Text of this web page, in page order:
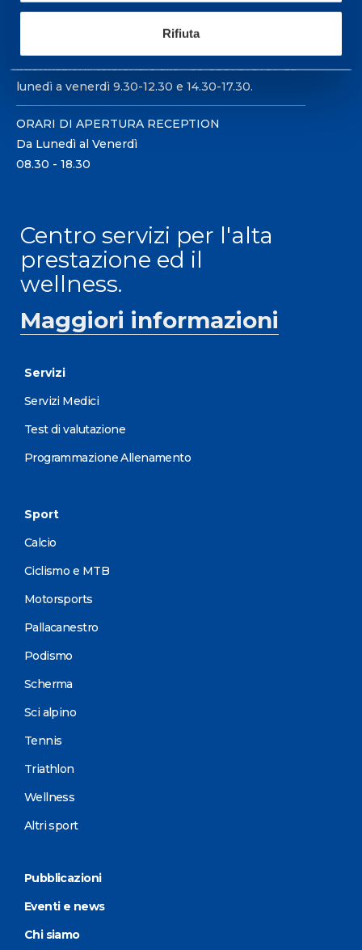
Rifiuta
21057 Olgiate Olona (Varese) Italia.
informazioni: telefonare allo +39 0331 575757 da
lunedì a venerdì 9.30-12.30 e 14.30-17.30.
ORARI DI APERTURA RECEPTION
Da Lunedì al Venerdì
08.30 - 18.30
Centro servizi per l'alta
prestazione ed il
wellness.
Maggiori informazioni
Servizi
Servizi Medici
Test di valutazione
Programmazione Allenamento
Sport
Calcio
Ciclismo e MTB
Motorsports
Pallacanestro
Podismo
Scherma
Sci alpino
Tennis
Triathlon
Wellness
Altri sport
Pubblicazioni
Eventi e news
Chi siamo